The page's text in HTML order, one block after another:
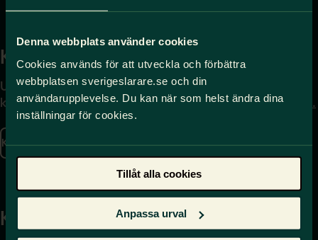
Denna webbplats använder cookies
Cookies används för att utveckla och förbättra
webbplatsen sverigeslarare.se och din
användarupplevelse. Du kan när som helst ändra dina
inställningar för cookies.
Tillåt alla cookies
Anpassa urval
Kontakta
Uppgifter om hur du
kontaktar oss finns här.
Kontakta oss
Press
Journalist – du når oss
på press@sverigeslarare.
Presskontakt
Kansli